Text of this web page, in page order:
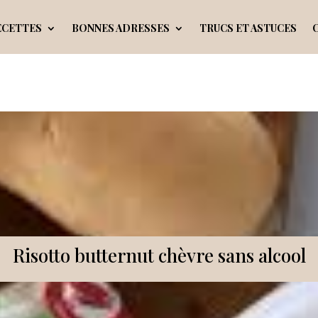
BONNES ADRESSES TRUCS ET ASTUCES
Risotto butternut chèvre sans alcool